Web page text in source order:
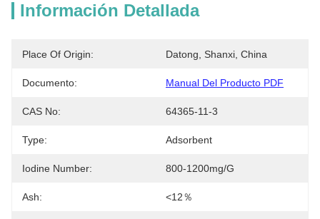
Información Detallada
Place Of Origin: Datong, Shanxi, China
Documento: Manual Del Producto PDF
CAS No: 64365-11-3
Type: Adsorbent
Iodine Number: 800-1200mg/g
Ash: <12％